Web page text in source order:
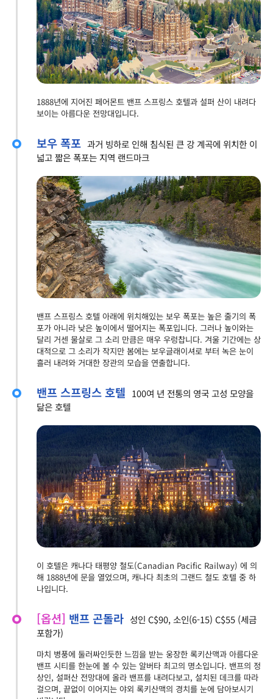
1888년에 지어진 페어몬트 밴프 스프링스 호텔과 설퍼 산이 내려다
보이는 아름다운 전망대입니다.
보우 폭포 과거 빙하로 인해 침식된 큰 강 계곡에 위치한 이
넓고 짧은 폭포는 지역 랜드마크
밴프 스프링스 호텔 아래에 위치해있는 보우 폭포는 높은 줄기의 폭
포가 아니라 낮은 높이에서 떨어지는 폭포입니다. 그러나 높이와는
달리 거센 물살로 그 소리 만큼은 매우 우렁찹니다. 겨울 기간에는 상
대적으로 그 소리가 작지만 봄에는 보우글래이셔로 부터 녹은 눈이
흘러 내려와 거대한 장관의 모습을 연출합니다.
밴프 스프링스 호텔 100여 년 전통의 영국 고성 모양을
닮은 호텔
이 호텔은 캐나다 태평양 철도(Canadian Pacific Railway) 에 의
해 1888년에 문을 열었으며, 캐나다 최초의 그랜드 철도 호텔 중 하
나입니다.
[옵션] 밴프 곤돌라 성인 C$90, 소인(6-15) C$55 (세금
포함가)
마치 병풍에 둘러싸인듯한 느낌을 받는 웅장한 록키산맥과 아름다운
밴프 시티를 한눈에 볼 수 있는 알버타 최고의 명소입니다. 밴프의 정
상인, 설퍼산 전망대에 올라 밴프를 내려다보고, 설치된 데크를 따라
걸으며, 끝없이 이어지는 야외 록키산맥의 경치를 눈에 담아보시기